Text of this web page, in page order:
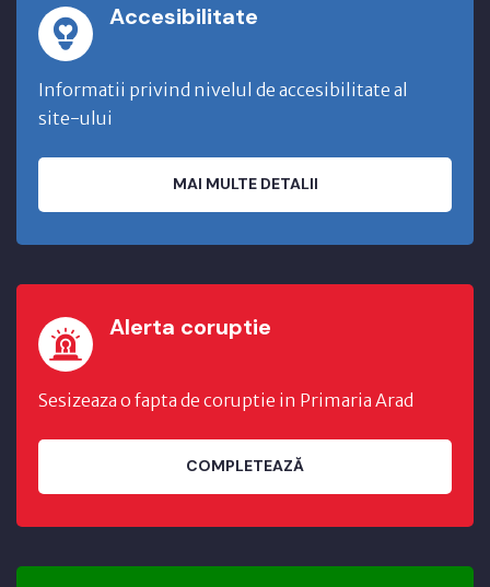
Accesibilitate
Informatii privind nivelul de accesibilitate al
site-ului
MAI MULTE DETALII
Alerta coruptie
Sesizeaza o fapta de coruptie in Primaria Arad
COMPLETEAZĂ